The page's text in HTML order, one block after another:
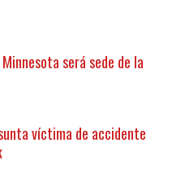
será sede de la
víctima de accidente